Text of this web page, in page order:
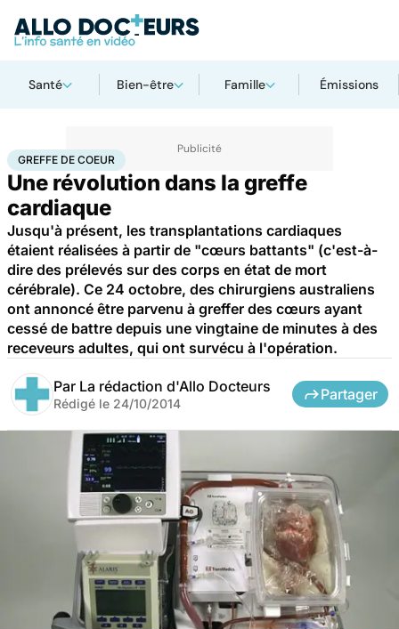
Santé Bien-être Famille Émissions
AccueilSantéGreffe de coeur
GREFFE DE COEUR
Une révolution dans la greffe
cardiaque
Jusqu'à présent, les transplantations cardiaques
étaient réalisées à partir de "cœurs battants" (c'est-à-
dire des prélevés sur des corps en état de mort
cérébrale). Ce 24 octobre, des chirurgiens australiens
ont annoncé être parvenu à greffer des cœurs ayant
cessé de battre depuis une vingtaine de minutes à des
receveurs adultes, qui ont survécu à l'opération.
Par La rédaction d'Allo Docteurs
Rédigé le 24/10/2014
Partager